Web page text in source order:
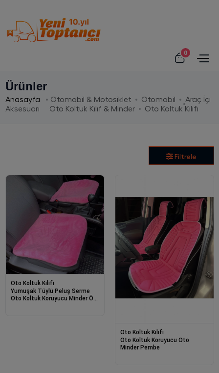
0
Ürünler
Anasayfa Otomobil & Motosiklet Otomobil
Araç İçi
Aksesuarı
Oto Koltuk Kılıf & Minder Oto Koltuk Kılıfı
Filtrele
Oto Koltuk Kılıfı
Yumuşak Tüylü Peluş Serme
Oto Koltuk Koruyucu Minder Ön
Oto Koltuk Kılıfı
Oto Koltuk Koruyucu Oto
Minder Pembe